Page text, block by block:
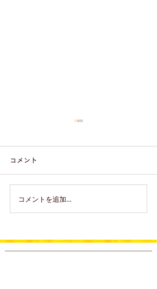
にっぽんの宝物 世界大会
スケジュール
コメント
コメントを追加…